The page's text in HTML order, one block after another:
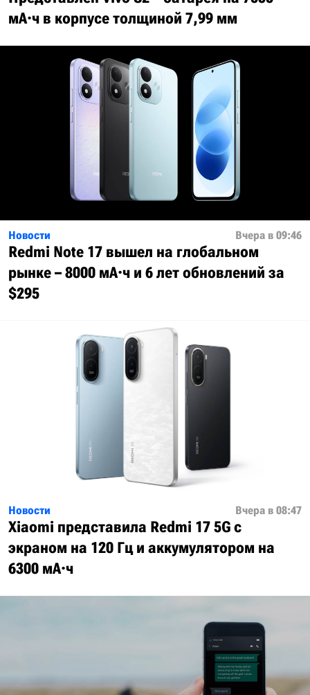
мА·ч в корпусе толщиной 7,99 мм
Новости Вчера в 09:46
Redmi Note 17 вышел на глобальном
рынке – 8000 мА·ч и 6 лет обновлений за
$295
Новости Вчера в 08:47
Xiaomi представила Redmi 17 5G с
экраном на 120 Гц и аккумулятором на
6300 мА·ч